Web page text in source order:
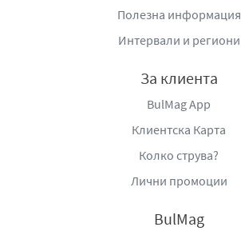
Полезна информация
Интервали и региони
За клиента
BulMag App
Клиентска Карта
Колко струва?
Лични промоции
BulMag